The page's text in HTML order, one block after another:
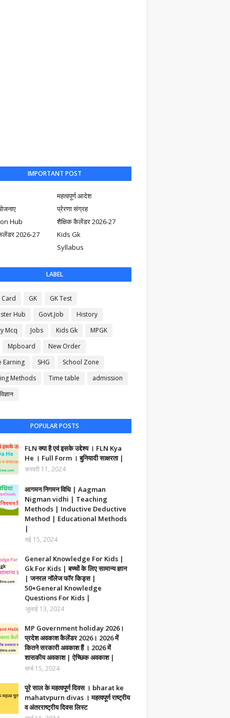
IMPORTANT POST
महत्वपूर्ण आदेश
प्रेरणा संग्रह
Hub
शैक्षिक कैलेंडर 2026-27
2026-27
Kids Gk
Syllabus
LABEL
GK
GK Test
Hub
Govt.Job
History
Mcq
Jobs Kids Gk
MPGK
Mpboard
New Order
Earning
SHG
School Zone
Methods
Time table
admission
POPULAR POSTS
FLN क्या है एवं इसके उद्देश्य । FLN Kya
He । Full Form । बुनियादी साक्षरता |
फ़रवरी 11, 2024
आगमन निगमन विधि | Aagman
Nigman vidhi | Teaching
Methods | Inductive Deductive
Method | Educational Methods
|
मई 15, 2024
General Knowledge For Kids |
Gk For Kids | बच्चों के लिए सामान्य ज्ञान
| जनरल नॉलेज फॉर किड्स |
50+General Knowledge
Questions For Kids |
जुलाई 13, 2024
MP Government holiday 2026।
प्रदेश अवकाश कैलेंडर 2026। 2026 में
कितने सरकारी अवकाश हैं । 2026 में
शासकीय अवकाश | ऐच्छिक अवकाश |
मार्च 15, 2024
पूरे साल के महत्वपूर्ण दिवस । bharat ke
mahatvpurn divas । महत्वपूर्ण राष्ट्रीय
व अंतरराष्ट्रीय दिवस लिस्ट